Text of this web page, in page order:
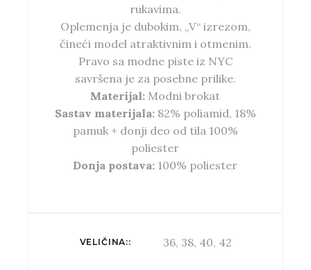
rukavima.
Oplemenja je dubokim, „V“ izrezom,
čineći model atraktivnim i otmenim.
Pravo sa modne piste iz NYC
savršena je za posebne prilike.
Materijal: Modni brokat
Sastav materijala: 82% poliamid, 18%
pamuk + donji deo od tila 100%
poliester
Donja postava: 100% poliester
VELIČINA: 36, 38, 40, 42